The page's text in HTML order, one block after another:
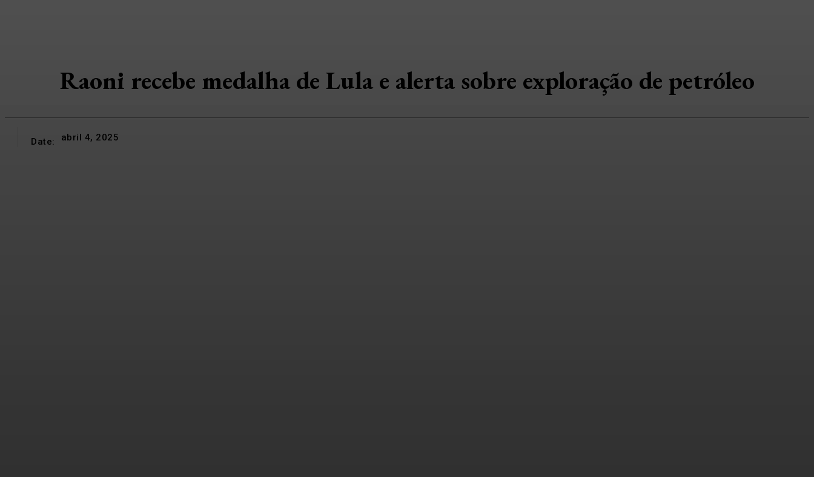
Raoni recebe medalha de Lula e alerta sobre exploração de petróleo
Date: abril 4, 2025